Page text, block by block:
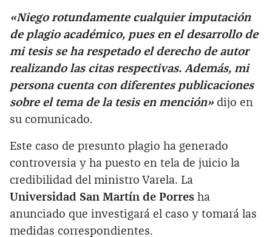
«Niego rotundamente cualquier imputación
de plagio académico, pues en el desarrollo de
mi tesis se ha respetado el derecho de autor
realizando las citas respectivas. Además, mi
persona cuenta con diferentes publicaciones
sobre el tema de la tesis en mención»dijo en
su comunicado.
Este caso de presunto plagio ha generado
controversia y ha puesto en tela de juicio la
credibilidad del ministro Varela. La
Universidad San Martín de Porres ha
anunciado que investigará el caso y tomará las
medidas correspondientes.